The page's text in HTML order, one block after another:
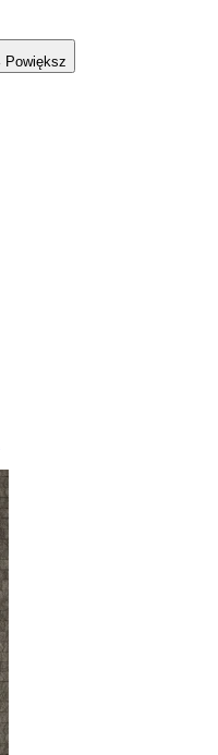
Powiększ